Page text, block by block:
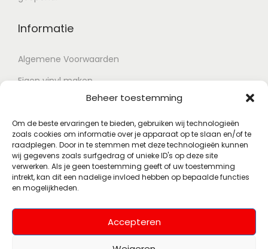
Beheer toestemming
Om de beste ervaringen te bieden, gebruiken wij technologieën
zoals cookies om informatie over je apparaat op te slaan en/of te
raadplegen. Door in te stemmen met deze technologieën kunnen
wij gegevens zoals surfgedrag of unieke ID's op deze site
verwerken. Als je geen toestemming geeft of uw toestemming
intrekt, kan dit een nadelige invloed hebben op bepaalde functies
en mogelijkheden.
Accepteren
Informatie
Algemene Voorwaarden
Eigen vinyl maken
Retour voorwaarden
Contact
Account
Mijn account
Wenslijst